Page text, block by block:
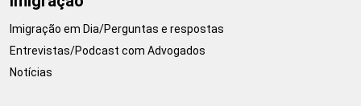
Imigração em Dia/Perguntas e respostas
Entrevistas/Podcast com Advogados
Notícias